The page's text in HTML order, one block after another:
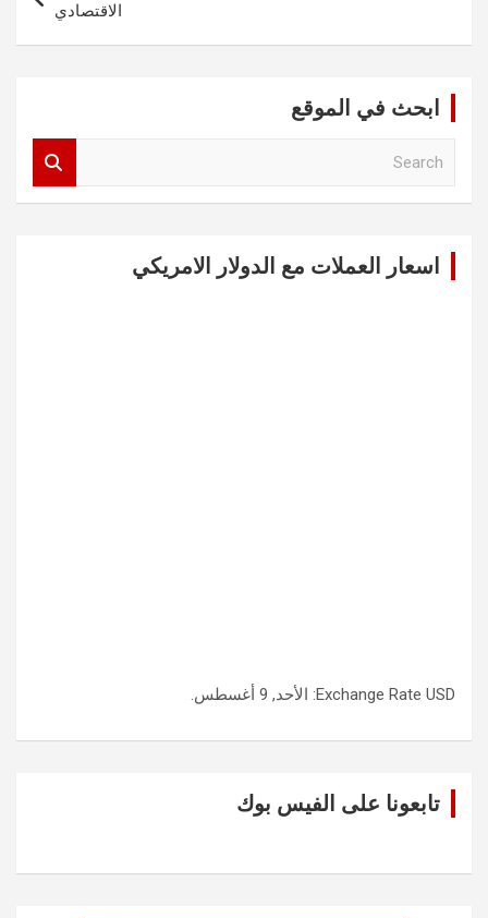
الاقتصادي
ابحث في الموقع
اسعار العملات مع الدولار الامريكي
Exchange Rate USD : الأحد, 9 أغسطس.
تابعونا على الفيس بوك